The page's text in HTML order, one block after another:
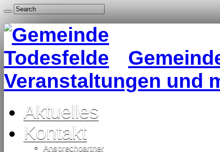
Veranstaltungen und
Aktuelles
Kontakt
Ansprechpartner